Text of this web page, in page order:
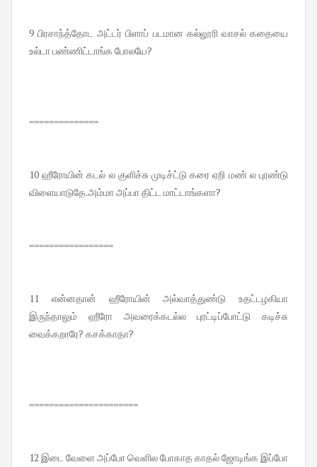
9 பிரசாந்த்தோட அட்டர் பிளாப் படமான கல்லூரி வாசல் கதையை
உல்டா பண்ணிட்டாங்க போலயே?
==============
10 ஹீரோயின் கடல் ல குளிச்சு முடிச்ட்டு கரை ஏறி மண் ல புரண்டு
விளையாடுதே.அம்மா அப்பா திட்ட மாட்டாங்களா?
=================
11 என்னதான் ஹீரோயின் அல்வாத்துண்டு உதட்டழகியா
இருந்தாலும் ஹீரோ அவரைக்கடல்ல புரட்டிப்போட்டு கடிச்சு
வைக்கறாரே? கசக்காதா?
======================
12 இடை வேளை அப்போ வெளில போகாத காதல் ஜோடிங்க இப்போ